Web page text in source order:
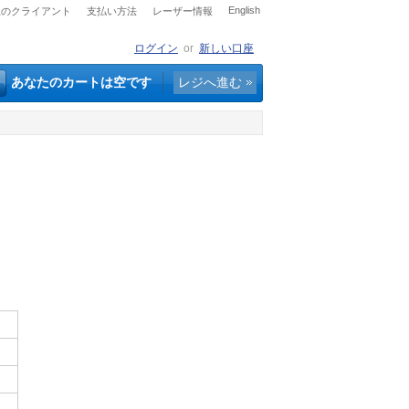
クライアント 支払い方法 レーザー情報 English
ログイン or 新しい口座
あなたのカートは空です レジへ進む